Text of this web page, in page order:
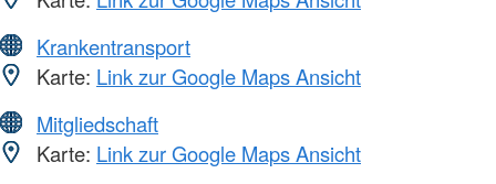
Krankentransport
Karte: Link zur Google Maps Ansicht
Mitgliedschaft
Karte: Link zur Google Maps Ansicht